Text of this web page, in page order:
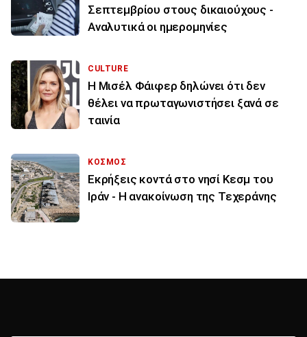
Σεπτεμβρίου στους δικαιούχους -
Αναλυτικά οι ημερομηνίες
CULTURE
Η Μισέλ Φάιφερ δηλώνει ότι δεν
θέλει να πρωταγωνιστήσει ξανά σε
ταινία
ΚΟΣΜΟΣ
Εκρήξεις κοντά στο νησί Κεσμ του
Ιράν - Η ανακοίνωση της Τεχεράνης